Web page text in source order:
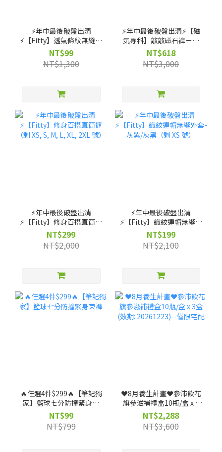
⚡️年中最後破盤出清
⚡️【Fitty】透氣條紋無縫上
衣（剩 XS, S, M 號）
NT$99
NT$1,300
⚡️年中最後破盤出清⚡️【磁
気專科】敲敲磁石褲－高
腰直筒款（剩 XS, S, M, L,
XL 號）
NT$618
NT$3,000
⚡️年中最後破盤出清
⚡️【Fitty】修身百搭直筒褲
（剩 XS, S, M, L, XL, 2XL
號）
NT$299
NT$2,000
⚡️年中最後破盤出清
⚡️【Fitty】織紋連帽無縫外
套-灰紫/灰黑（剩 XS 號）
NT$199
NT$2,100
🔥任選4件$299🔥【筆記獨
家】籃球七分防撞緊身束
褲
NT$99
NT$799
❤️8月養生計畫❤️參沛飲花
旗參滋補禮盒10瓶/盒 x 3
盒 (效期: 20261223)--僅限
宅配
NT$2,288
NT$3,600